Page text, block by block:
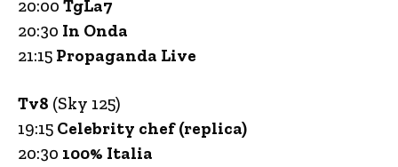
20:00 TgLa7
20:30 In Onda
21:15 Propaganda Live
Tv8 (Sky 125)
19:15 Celebrity chef (replica)
20:30 100% Italia